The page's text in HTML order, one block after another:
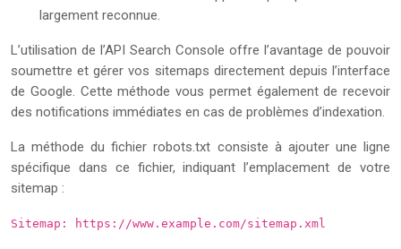
largement reconnue.
L’utilisation de l’API Search Console offre l’avantage de pouvoir
soumettre et gérer vos sitemaps directement depuis l’interface
de Google. Cette méthode vous permet également de recevoir
des notifications immédiates en cas de problèmes d’indexation.
La méthode du fichier robots.txt consiste à ajouter une ligne
spécifique dans ce fichier, indiquant l’emplacement de votre
sitemap :
Sitemap: https://www.example.com/sitemap.xml